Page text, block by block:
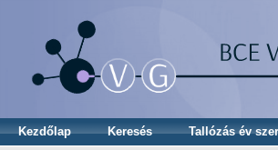
Kezdőlap Keresés Tallózás év